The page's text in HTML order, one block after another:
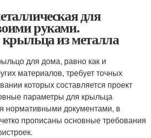
для
руками.
из металла
для дома, равно как и
материалов, требует точных
которых составляется проект
параметры для крыльца
нормативными документами, в
прописаны основные требования